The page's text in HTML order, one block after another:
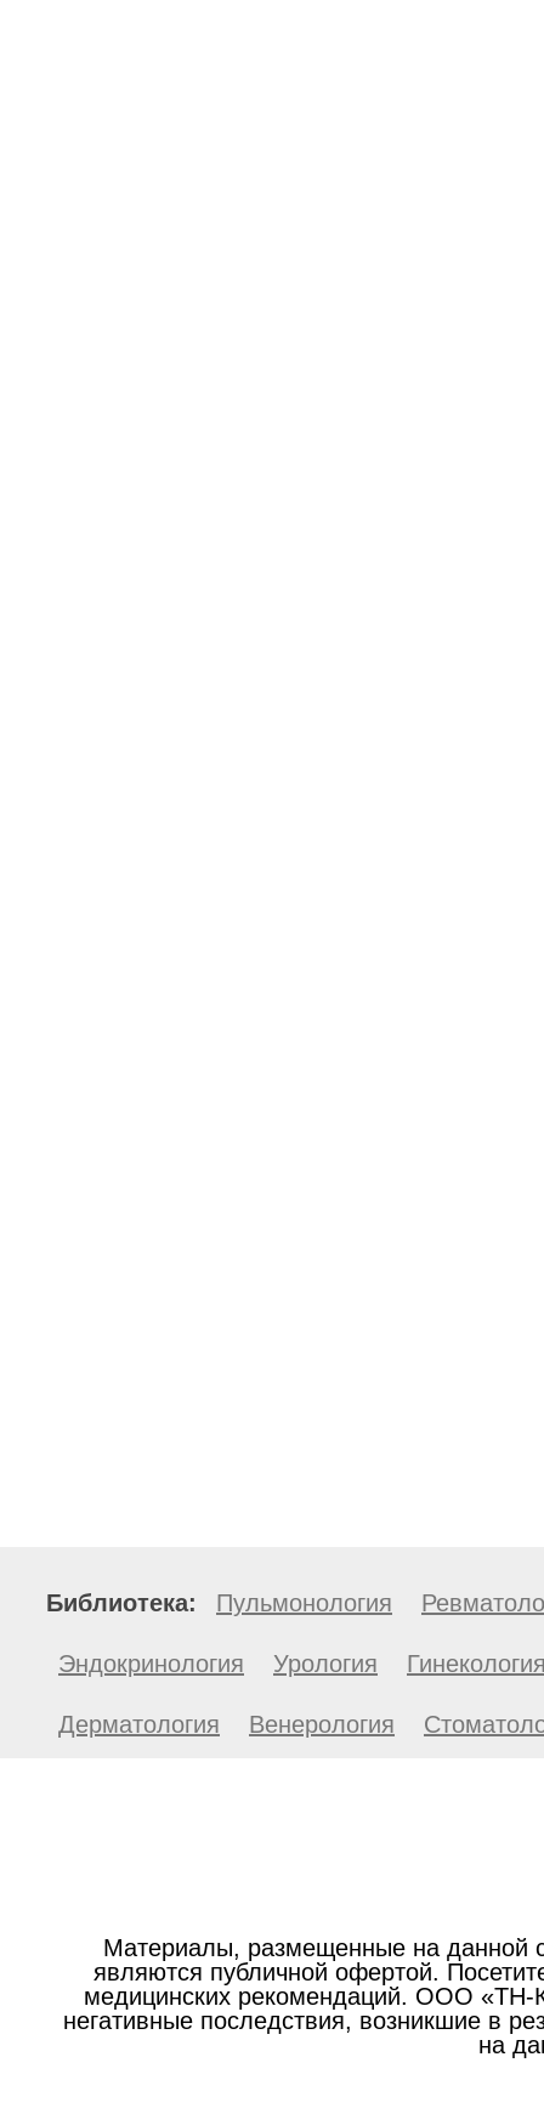
Библиотека: Пульмонология
Эндокринология Урология
Дерматология Венерология
Материалы, размещенные на данной
являются публичной офертой.
медицинских рекомендаций. ООО «ТН-
негативные последствия, возникшие в
на